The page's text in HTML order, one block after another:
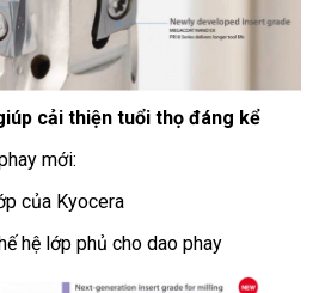
cải thiện tuổi thọ đáng kể
mới:
của Kyocera
hệ lớp phủ cho dao phay